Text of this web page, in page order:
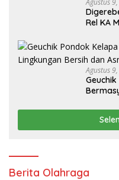
Rel KA
Agustus
Berita Olahraga